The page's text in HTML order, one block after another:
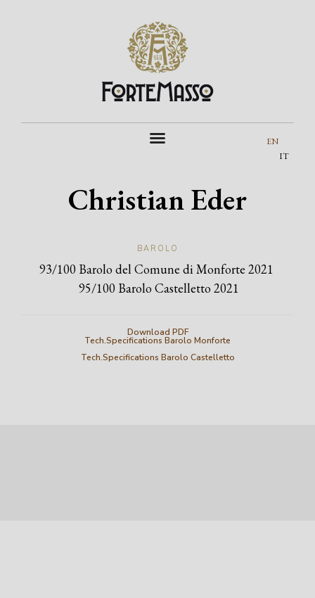
EN
IT
Christian Eder
BAROLO
93/100 Barolo del Comune di Monforte 2021
95/100 Barolo Castelletto 2021
Download PDF
Tech.Specifications Barolo Monforte
Tech.Specifications Barolo Castelletto